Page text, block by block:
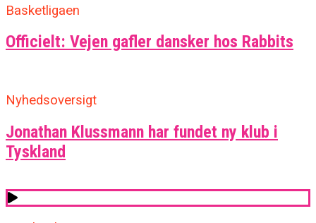
Basketligaen
Officielt: Vejen gafler dansker hos Rabbits
Nyhedsoversigt
Jonathan Klussmann har fundet ny klub i
Tyskland